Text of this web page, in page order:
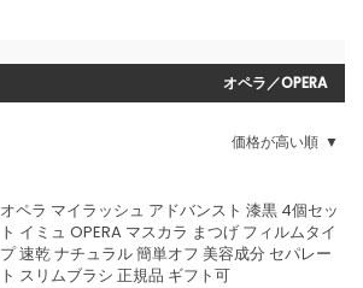
オペラ／OPERA
価格が高い順
オペラ マイラッシュ アドバンスト 漆黒 4個セッ
ト イミュ OPERA マスカラ まつげ フィルムタイ
プ 速乾 ナチュラル 簡単オフ 美容成分 セパレー
ト スリムブラシ 正規品 ギフト可